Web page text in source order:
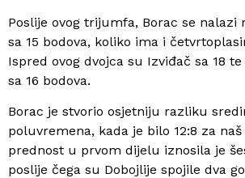
Poslije ovog trijumfa, Borac se nalazi
sa 15 bodova, koliko ima i
Ispred ovog dvojca su Izviđač sa 18 te
sa 16 bodova.
Borac je stvorio osjetniju razliku
poluvremena, kada je bilo 12:8 za
prednost u prvom dijelu iznosila je
poslije čega su Dobojlije spojile dva